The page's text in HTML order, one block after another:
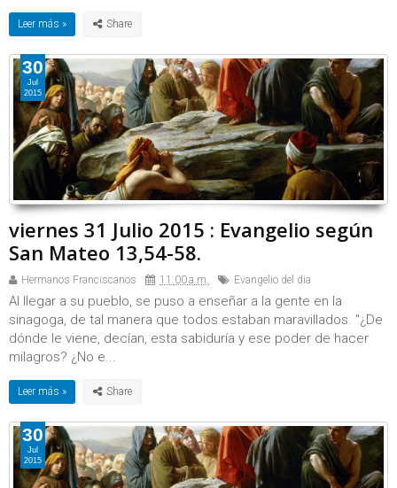
Leer más »
viernes 31 Julio 2015 : Evangelio según
San Mateo 13,54-58.
Hermanos Franciscanos 11:00 a.m. Evangelio del dia
Al llegar a su pueblo, se puso a enseñar a la gente en la
sinagoga, de tal manera que todos estaban maravillados. "¿De
dónde le viene, decían, esta sabiduría y ese poder de hacer
milagros? ¿No e...
Leer más »
30
Jul
2015
30
Jul
2015